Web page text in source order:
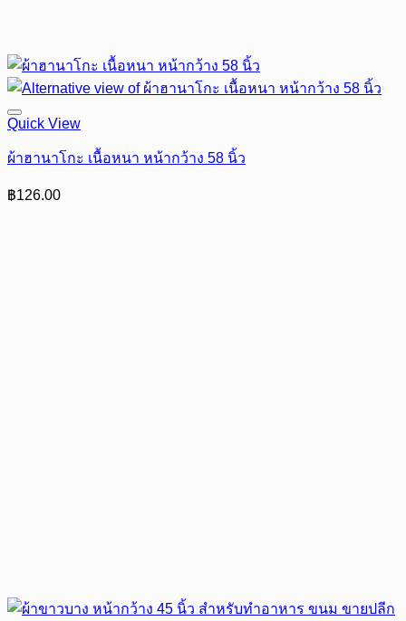
Quick View
ผ้าฮานาโกะ เนื้อหนา หน้ากว้าง 58 นิ้ว
฿126.00